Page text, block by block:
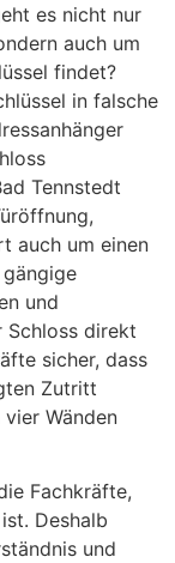
es nicht nur
auch um
findet?
in falsche
Tennstedt
auch um einen
und
Schloss direkt
sicher, dass
Zutritt
Wänden
Fachkräfte,
Deshalb
und